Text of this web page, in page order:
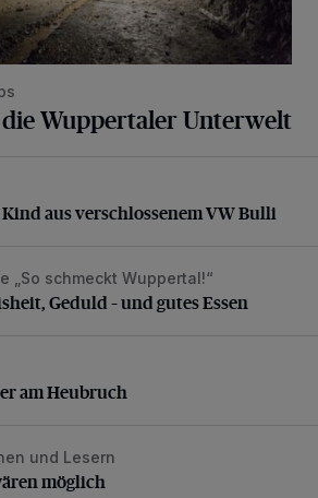
Wuppertaler Unterwelt
aus verschlossenem VW Bulli
aus verschlossenem VW Bulli
Geduld – und gutes Essen
„So schmeckt Wuppertal!“
Geduld – und gutes Essen
am Heubruch
am Heubruch
möglich
und Lesern
möglich